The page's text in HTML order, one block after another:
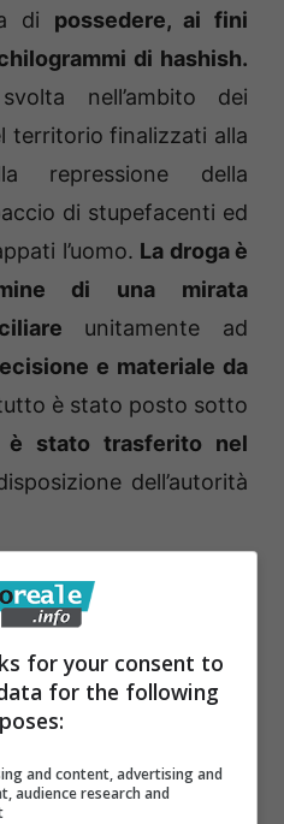
di possedere, ai fini
di hashish.
nell’ambito dei
territorio finalizzati alla
repressione della
di stupefacenti ed
l’uomo. La droga è
di una mirata
unitamente ad
e materiale da
è stato posto sotto
è stato trasferito nel
dell’autorità
for your consent to
for the following
and content, advertising and
audience research and